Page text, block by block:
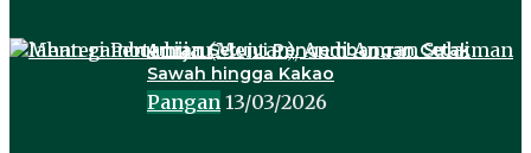
Amran Setujui Pengembangan Cetak
Sawah hingga Kakao
Pangan 13/03/2026